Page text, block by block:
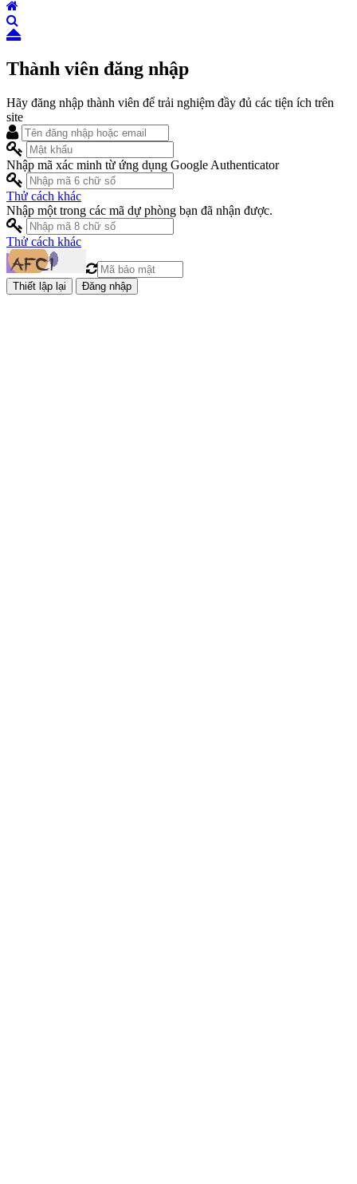
Thành viên đăng nhập
Hãy đăng nhập thành viên để trải nghiệm đầy đủ các tiện ích trên
site
Nhập mã xác minh từ ứng dụng Google Authenticator
Thử cách khác
Nhập một trong các mã dự phòng bạn đã nhận được.
Thử cách khác
Đăng nhập